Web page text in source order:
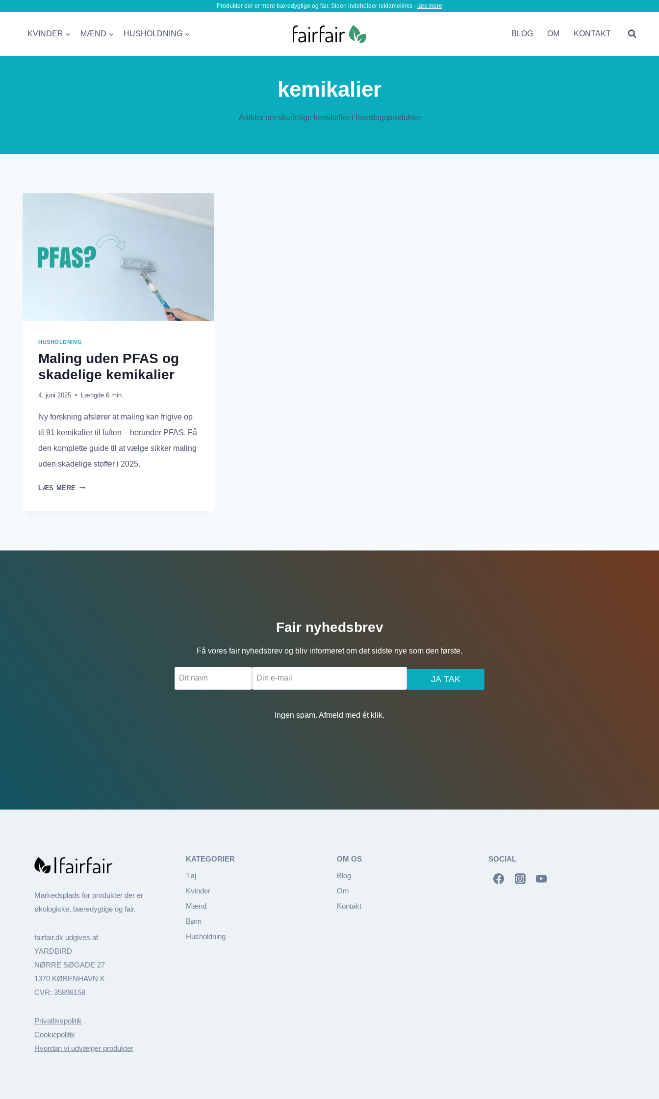
Produkter der er mere bæredygtige og fair. Siden indeholder reklamelinks - læs mere
KVINDER MÆND HUSHOLDNING BLOG OM KONTAKT
kemikalier
Artikler om skadelige kemikalier i hverdagsprodukter
HUSHOLDNING
Maling uden PFAS og
skadelige kemikalier
4. juni 2025 Længde 6 min.
Ny forskning afslører at maling kan frigive op
til 91 kemikalier til luften – herunder PFAS. Få
den komplette guide til at vælge sikker maling
uden skadelige stoffer i 2025.
LÆS MERE MALING
Fair nyhedsbrev
Få vores fair nyhedsbrev og bliv informeret om det sidste nye som den første.
JA TAK
Ingen spam. Afmeld med ét klik.
Markedsplads for produkter der er
økologiske, bæredygtige og fair.
fairfair.dk udgives af
YARDBIRD
NØRRE SØGADE 27
1370 KØBENHAVN K
CVR: 35898158
Privatlivspolitik
Cookiepolitik
Hvordan vi udvælger produkter
KATEGORIER
Tøj
Kvinder
Mænd
Børn
Husholdning
OM OS
Blog
Om
Kontakt
SOCIAL